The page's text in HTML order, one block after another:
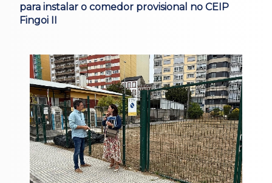
para instalar o comedor provisional no CEIP
Fingoi II